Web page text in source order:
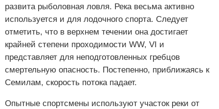
развита рыболовная ловля. Река весьма активно
используется и для лодочного спорта. Следует
отметить, что в верхнем течении она достигает
крайней степени проходимости WW, VI и
представляет для неподготовленных гребцов
смертельную опасность. Постепенно, приближаясь к
Семилам, скорость потока падает.
Опытные спортсмены используют участок реки от